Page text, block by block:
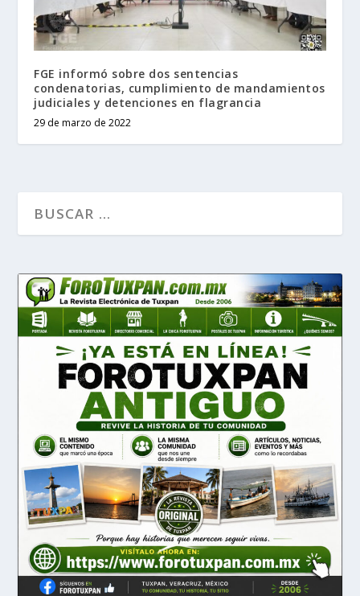
FGE informó sobre dos sentencias
condenatorias, cumplimiento de mandamientos
judiciales y detenciones en flagrancia
29 de marzo de 2022